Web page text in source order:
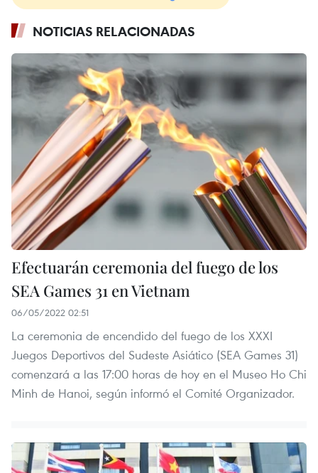
NOTICIAS RELACIONADAS
Efectuarán ceremonia del fuego de los
SEA Games 31 en Vietnam
06/05/2022 02:51
La ceremonia de encendido del fuego de los XXXI
Juegos Deportivos del Sudeste Asiático (SEA Games 31)
comenzará a las 17:00 horas de hoy en el Museo Ho Chi
Minh de Hanoi, según informó el Comité Organizador.